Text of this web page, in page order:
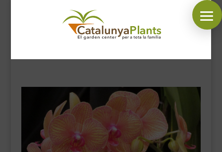
SÍGUENOS EN:
COMPLEMENTOS JARDÍN
MASCOTAS